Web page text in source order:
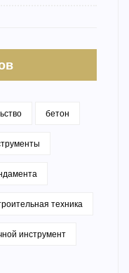
бетон
техника
инструмент